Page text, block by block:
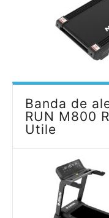
Banda de
RUN M800
Utile